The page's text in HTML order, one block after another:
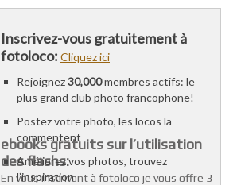
Inscrivez-vous gratuitement à
fotoloco: Cliquez ici
Rejoignez30,000membres actifs: le
plus grand club photo francophone!
Postez votre photo, les locos la
commentent
Améliorez vos photos, trouvez
l’inspiration
ebooks gratuits sur l’utilisation
des flashs:
En vous inscrivant à fotoloco je vous offre 3